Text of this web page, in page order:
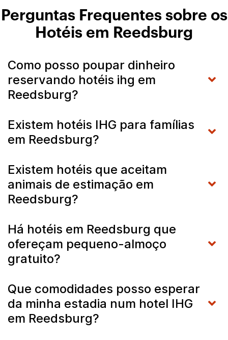
Perguntas Frequentes sobre os
Hotéis em Reedsburg
Como posso poupar dinheiro
reservando hotéis ihg em
Reedsburg?
Existem hotéis IHG para famílias
em Reedsburg?
Existem hotéis que aceitam
animais de estimação em
Reedsburg?
Há hotéis em Reedsburg que
ofereçam pequeno-almoço
gratuito?
Que comodidades posso esperar
da minha estadia num hotel IHG
em Reedsburg?